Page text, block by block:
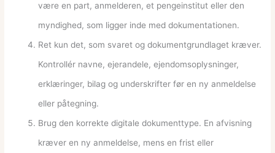
være en part, anmelderen, et pengeinstitut eller den
myndighed, som ligger inde med dokumentationen.
Ret kun det, som svaret og dokumentgrundlaget kræver.
Kontrollér navne, ejerandele, ejendomsoplysninger,
erklæringer, bilag og underskrifter før en ny anmeldelse
eller påtegning.
Brug den korrekte digitale dokumenttype. En afvisning
kræver en ny anmeldelse, mens en frist eller